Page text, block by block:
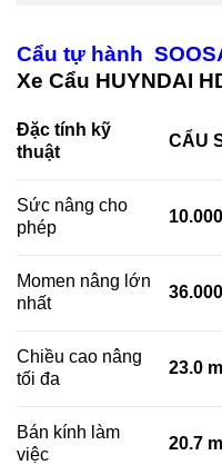
Cẩu tự hành
Xe Cẩu HUYNDAI
Đặc tính kỹ
thuật
CẨU
Sức nâng cho
phép
Momen nâng lớn
nhất
Chiều cao nâng
tối đa
23.0 m
Bán kính làm
việc
20.7 m